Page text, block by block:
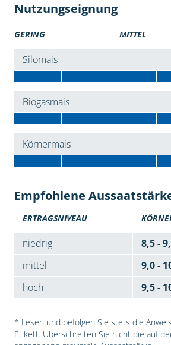
Nutzungseignung
GERING MITTEL
Silomais
Biogasmais
Körnermais
Empfohlene
ERTRAGSNIVEAU
niedrig
8,5 -
mittel
9,0 -
hoch
9,5 -
* Lesen und befolgen Sie stets die
Etikett. Überschreiten Sie nicht die auf